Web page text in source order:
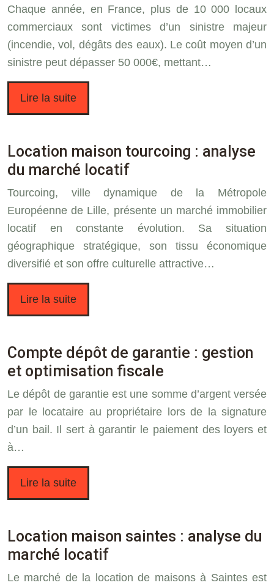
Chaque année, en France, plus de 10 000 locaux
commerciaux sont victimes d’un sinistre majeur
(incendie, vol, dégâts des eaux). Le coût moyen d’un
sinistre peut dépasser 50 000€, mettant…
Lire la suite
Location maison tourcoing : analyse
du marché locatif
Tourcoing, ville dynamique de la Métropole
Européenne de Lille, présente un marché immobilier
locatif en constante évolution. Sa situation
géographique stratégique, son tissu économique
diversifié et son offre culturelle attractive…
Lire la suite
Compte dépôt de garantie : gestion
et optimisation fiscale
Le dépôt de garantie est une somme d’argent versée
par le locataire au propriétaire lors de la signature
d’un bail. Il sert à garantir le paiement des loyers et
à…
Lire la suite
Location maison saintes : analyse du
marché locatif
Le marché de la location de maisons à Saintes est